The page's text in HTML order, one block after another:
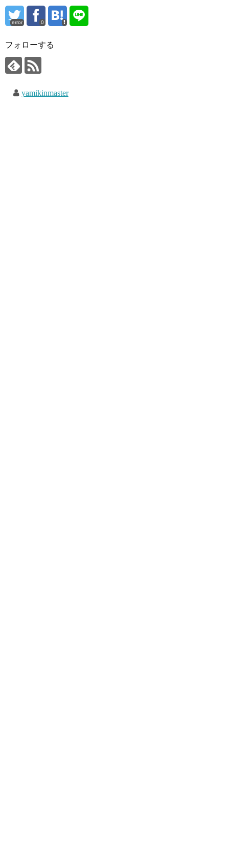
error 0
フォローする
yamikinmaster